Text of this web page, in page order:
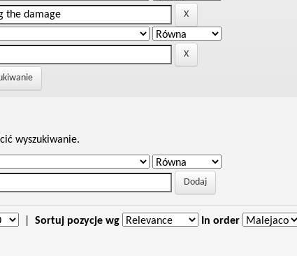
wyszukiwanie.
Sortuj pozycje wg In order